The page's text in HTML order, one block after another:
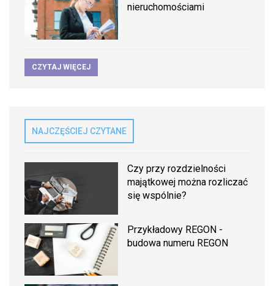
nieruchomościami
CZYTAJ WIĘCEJ
NAJCZĘŚCIEJ CZYTANE
Czy przy rozdzielności
majątkowej można rozliczać
się wspólnie?
Przykładowy REGON -
budowa numeru REGON